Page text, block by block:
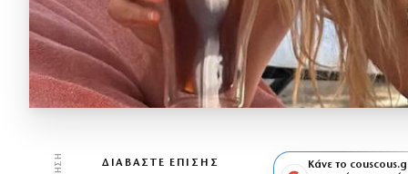
ΔΙΑΒΆΣΤΕ ΕΠΊΣΗΣ
Κάνε το